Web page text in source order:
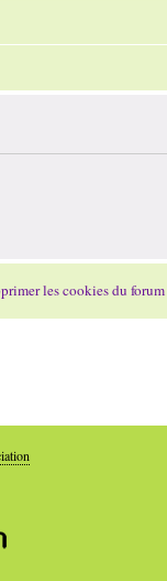
les cookies du forum